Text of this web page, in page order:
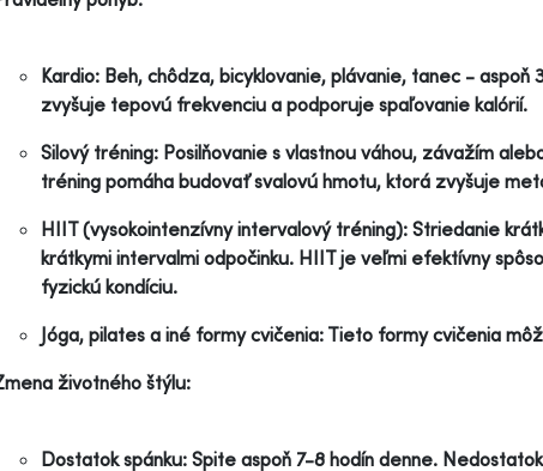
Kardio: Beh, chôdza, bicyklovanie, plávanie, tanec - aspoň
zvyšuje tepovú frekvenciu a podporuje spaľovanie kalórií.
Silový tréning: Posilňovanie s vlastnou váhou, závažím
tréning pomáha budovať svalovú hmotu, ktorá zvyšuje
HIIT (vysokointenzívny intervalový tréning): Striedanie
krátkymi intervalmi odpočinku. HIIT je veľmi efektívny
fyzickú kondíciu.
Jóga, pilates a iné formy cvičenia: Tieto formy cvičenia
životného štýlu:
Dostatok spánku: Spite aspoň 7-8 hodín denne.